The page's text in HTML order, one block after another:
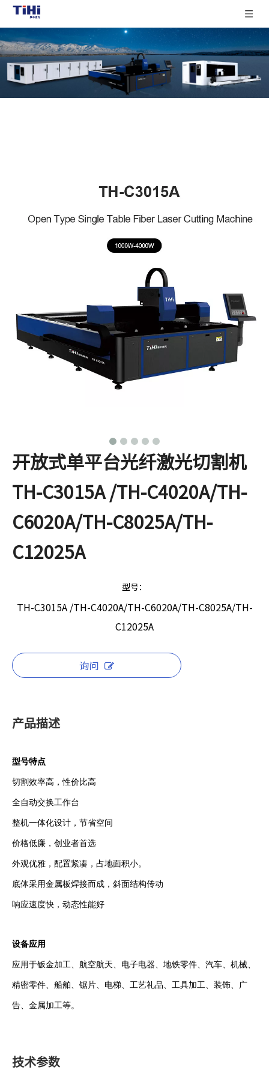
开放式单平台光纤激光切割机
TH-C3015A /TH-C4020A/TH-
C6020A/TH-C8025A/TH-
C12025A
型号：
TH-C3015A /TH-C4020A/TH-C6020A/TH-C8025A/TH-
C12025A
询问
产品描述
型号特点
切割效率高，性价比高
全自动交换工作台
整机一体化设计，节省空间
价格低廉，创业者首选
外观优雅，配置紧凑，占地面积小。
底体采用金属板焊接而成，斜面结构传动
响应速度快，动态性能好
设备应用
应用于钣金加工、航空航天、电子电器、地铁零件、汽车、机械、
精密零件、船舶、锯片、电梯、工艺礼品、工具加工、装饰、广
告、金属加工等。
技术参数